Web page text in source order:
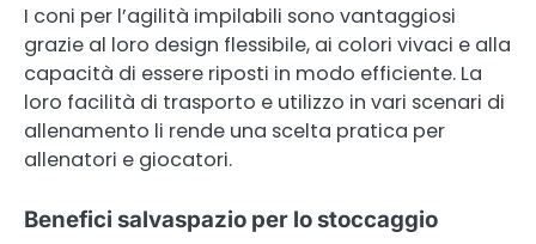
I coni per l’agilità impilabili sono vantaggiosi
grazie al loro design flessibile, ai colori vivaci e alla
capacità di essere riposti in modo efficiente. La
loro facilità di trasporto e utilizzo in vari scenari di
allenamento li rende una scelta pratica per
allenatori e giocatori.
Benefici salvaspazio per lo stoccaggio